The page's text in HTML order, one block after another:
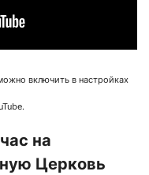
включить в настройках
на
Церковь